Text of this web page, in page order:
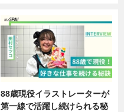
88歳現役イラストレーターが
第一線で活躍し続けられる秘